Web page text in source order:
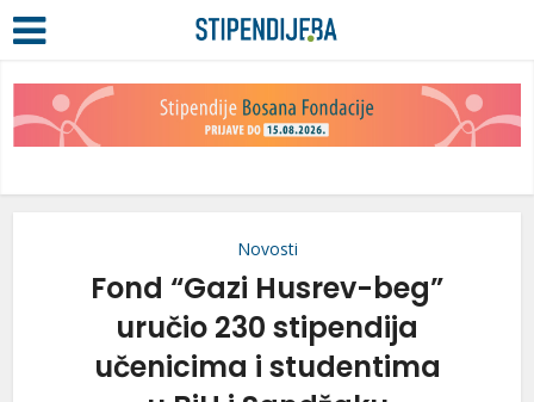
Novosti
Fond “Gazi Husrev-beg”
uručio 230 stipendija
učenicima i studentima